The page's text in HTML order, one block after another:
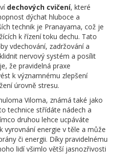
dechových cvičení, které
dýchat hluboce a
technik je Pranayama, což je
k řízení toku dechu. Tato
vdechování, zadržování a
nervový systém a posílit
že pravidelná praxe
k významnému zlepšení
úrovně stresu.
Viloma, známá také jako
technice střídáte nádech a
druhou lehce ucpáváte
energie v těle a může
či energii. Díky pravidelnému
lidí všimlo větší jasnozřivosti